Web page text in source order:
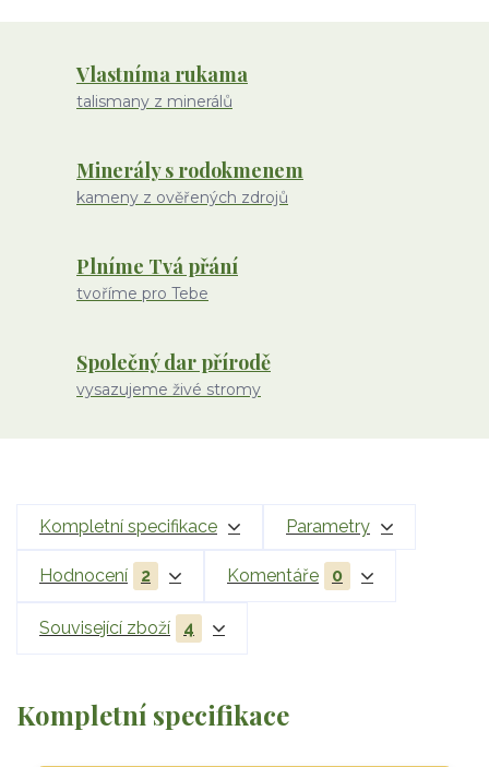
Vlastníma rukama
talismany z minerálů
Minerály s rodokmenem
kameny z ověřených zdrojů
Plníme Tvá přání
tvoříme pro Tebe
Společný dar přírodě
vysazujeme živé stromy
Kompletní specifikace Parametry
Hodnocení 2 Komentáře 0
Související zboží 4
Kompletní specifikace